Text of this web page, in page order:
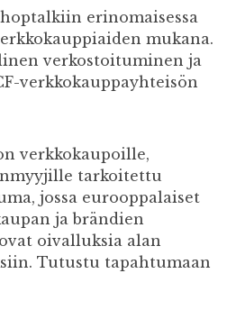
erinomaisessa
mukana.
verkostoituminen ja
verkkokauppayhteisön
verkkokaupoille,
tarkoitettu
jossa eurooppalaiset
ja brändien
oivalluksia alan
Tutustu tapahtumaan